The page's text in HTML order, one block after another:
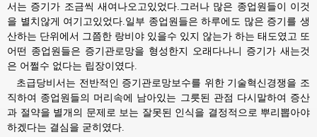
서는 증기가 조금씩 새여나오고있었다.그러나 많은 종업원들이 이것
을 별치않게 여기고있었다.일부 종업원들은 하루에도 많은 증기를 생
산하는 단위에서 그쯤한 랑비야 있을수 있지 않는가 하는 태도였고 또
어떤 종업원들은 증기관로망을 형성한지 오래다나니 증기가 새는것
은 어쩔수 없다는 립장이였다.
초급당비서는 전반적인 증기관로망보수를 위한 기술혁신경쟁을 조
직하여 종업원들의 머리속에 남아있는 그릇된 관점 다시말하여 증산
과 절약을 별개의 문제로 보는 잘못된 인식을 결정적으로 뿌리뽑아야
하겠다는 결심을 굳히였다.